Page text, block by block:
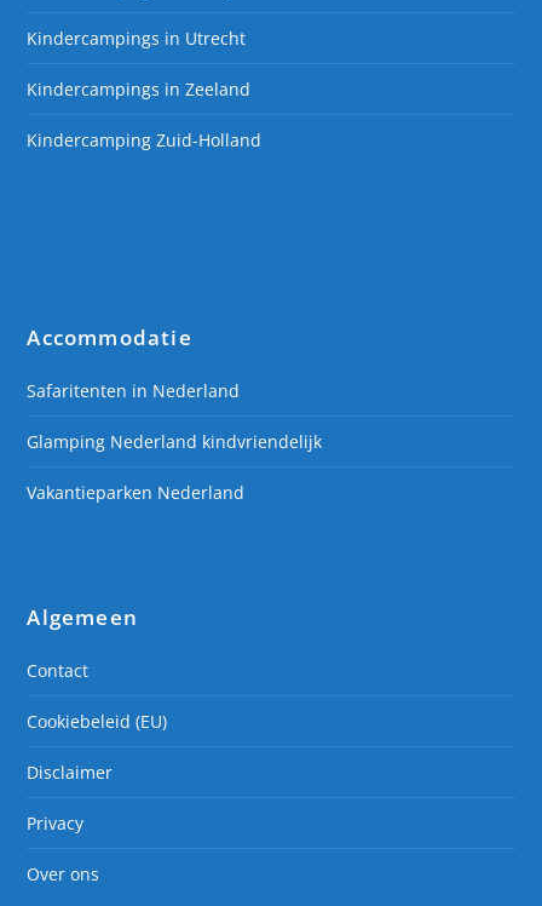
Kindercampings in Utrecht
Kindercampings in Zeeland
Kindercamping Zuid-Holland
Accommodatie
Safaritenten in Nederland
Glamping Nederland kindvriendelijk
Vakantieparken Nederland
Algemeen
Contact
Cookiebeleid (EU)
Disclaimer
Privacy
Over ons